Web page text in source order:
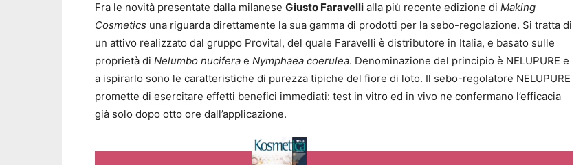
Fra le novità presentate dalla milanese Giusto Faravelli alla più recente edizione di Making
Cosmetics una riguarda direttamente la sua gamma di prodotti per la sebo-regolazione. Si tratta di
un attivo realizzato dal gruppo Provital, del quale Faravelli è distributore in Italia, e basato sulle
proprietà di Nelumbo nucifera e Nymphaea coerulea. Denominazione del principio è NELUPURE e
a ispirarlo sono le caratteristiche di purezza tipiche del fiore di loto. Il sebo-regolatore NELUPURE
promette di esercitare effetti benefici immediati: test in vitro ed in vivo ne confermano l’efficacia
già solo dopo otto ore dall’applicazione.